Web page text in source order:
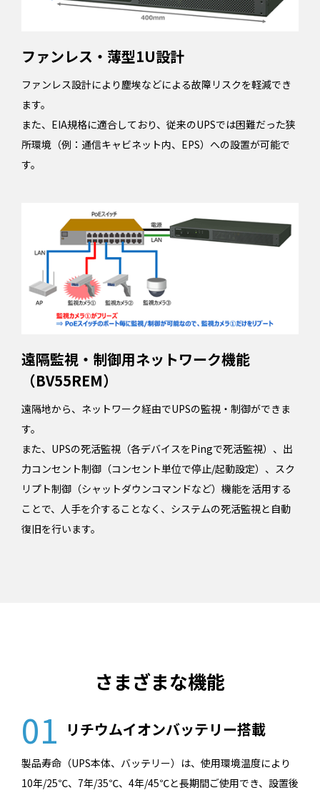
ファンレス・薄型1U設計
ファンレス設計により塵埃などによる故障リスクを軽減でき
ます。
また、EIA規格に適合しており、従来のUPSでは困難だった狭
所環境（例：通信キャビネット内、EPS）への設置が可能で
す。
遠隔監視・制御用ネットワーク機能
（BV55REM）
遠隔地から、ネットワーク経由でUPSの監視・制御ができま
す。
また、UPSの死活監視（各デバイスをPingで死活監視）、出
力コンセント制御（コンセント単位で停止/起動設定）、スク
リプト制御（シャットダウンコマンドなど）機能を活用する
ことで、人手を介することなく、システムの死活監視と自動
復旧を行います。
さまざまな機能
01 リチウムイオンバッテリー搭載
製品寿命（UPS本体、バッテリー）は、使用環境温度により
10年/25℃、7年/35℃、4年/45℃と長期間ご使用でき、設置後